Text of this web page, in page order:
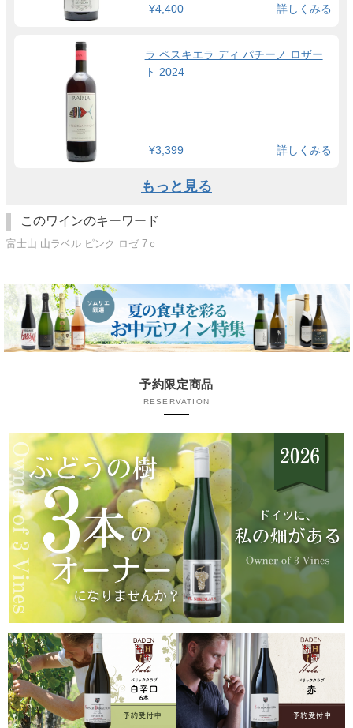
¥4,400 詳しくみる
ラ ペスキエラ ディ パチーノ ロザー
ト 2024
¥3,399 詳しくみる
もっと見る
このワインのキーワード
富士山 山ラベル ピンク ロゼ 7ｃ
予約限定商品
RESERVATION